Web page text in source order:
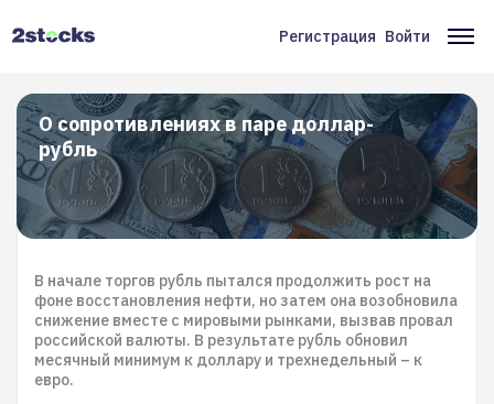
Меню
учётной
записи
пользователя
Регистрация Войти
О сопротивлениях в паре доллар-
рубль
В начале торгов рубль пытался продолжить рост на
фоне восстановления нефти, но затем она возобновила
снижение вместе с мировыми рынками, вызвав провал
российской валюты. В результате рубль обновил
месячный минимум к доллару и трехнедельный – к
евро.